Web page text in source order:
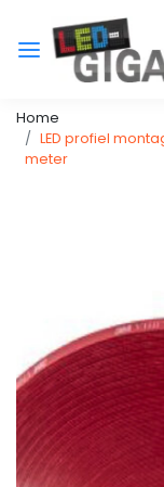
Home
LED profiel
meter